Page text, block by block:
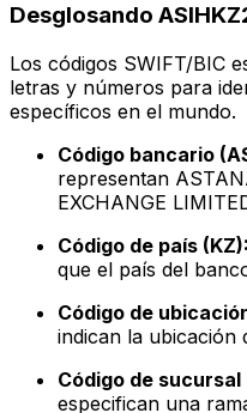
Desglosando
Los códigos SWIFT/BIC
letras y números para
específicos en el mundo.
Código bancario
representan
EXCHANGE
Código de país (KZ):
que el país del
Código de
indican la ubicación
Código de sucursal
especifican una